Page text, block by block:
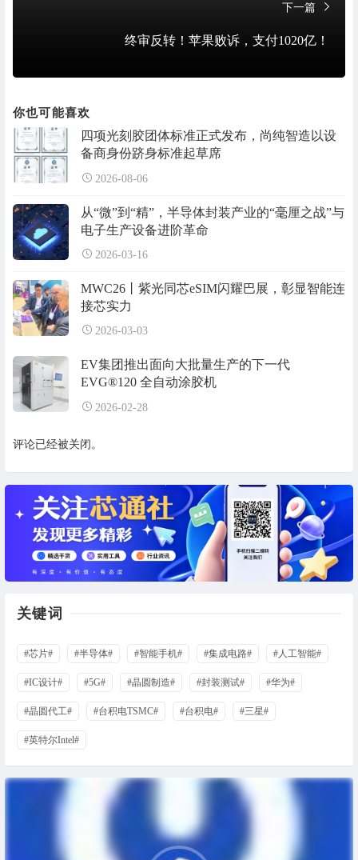
下一篇
终审反转！苹果败诉，支付1020亿！
你也可能喜欢
四项光刻胶团体标准正式发布，尚纯智造以设
备商身份跻身标准起草席
2026-08-06
从“微”到“精”，半导体封装产业的“毫厘之战”与
电子生产设备进阶革命
2026-03-16
MWC26丨紫光同芯eSIM闪耀巴展，彰显智能连
接芯实力
2026-03-03
EV集团推出面向大批量生产的下一代
EVG®120 全自动涂胶机
2026-02-28
评论已经被关闭。
关键词
#芯片# #半导体# #智能手机# #集成电路# #人工智能#
#IC设计# #5G# #晶圆制造# #封装测试# #华为#
#晶圆代工# #台积电TSMC# #台积电# #三星#
#英特尔Intel#